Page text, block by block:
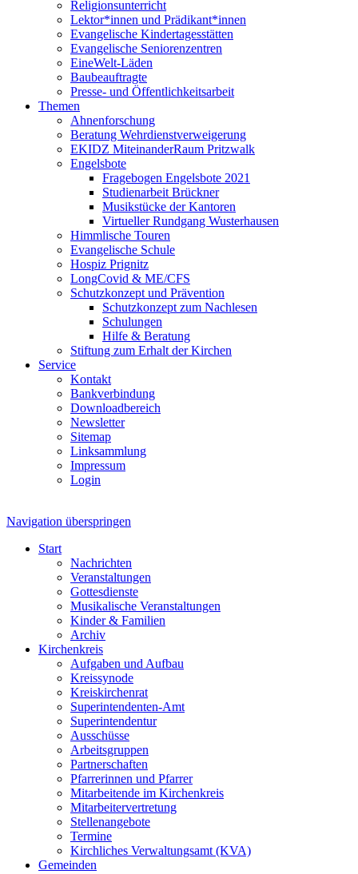
Religionsunterricht
Lektor*innen und Prädikant*innen
Evangelische Kindertagesstätten
Evangelische Seniorenzentren
EineWelt-Läden
Baubeauftragte
Presse- und Öffentlichkeitsarbeit
Themen
Ahnenforschung
Beratung Wehrdienstverweigerung
EKIDZ MiteinanderRaum Pritzwalk
Engelsbote
Fragebogen Engelsbote 2021
Studienarbeit Brückner
Musikstücke der Kantoren
Virtueller Rundgang Wusterhausen
Himmlische Touren
Evangelische Schule
Hospiz Prignitz
LongCovid & ME/CFS
Schutzkonzept und Prävention
Schutzkonzept zum Nachlesen
Schulungen
Hilfe & Beratung
Stiftung zum Erhalt der Kirchen
Service
Kontakt
Bankverbindung
Downloadbereich
Newsletter
Sitemap
Linksammlung
Impressum
Login
Navigation überspringen
Start
Nachrichten
Veranstaltungen
Gottesdienste
Musikalische Veranstaltungen
Kinder & Familien
Archiv
Kirchenkreis
Aufgaben und Aufbau
Kreissynode
Kreiskirchenrat
Superintendenten-Amt
Superintendentur
Ausschüsse
Arbeitsgruppen
Partnerschaften
Pfarrerinnen und Pfarrer
Mitarbeitende im Kirchenkreis
Mitarbeitervertretung
Stellenangebote
Termine
Kirchliches Verwaltungsamt (KVA)
Gemeinden